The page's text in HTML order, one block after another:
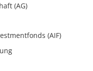
(AG)
(AIF)